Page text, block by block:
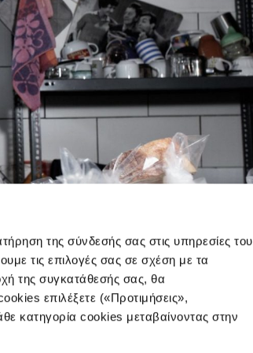
της σύνδεσής σας στις υπηρεσίες του
τις επιλογές σας σε σχέση με τα
της συγκατάθεσής σας, θα
επιλέξετε («Προτιμήσεις»,
κατηγορία cookies μεταβαίνοντας στην